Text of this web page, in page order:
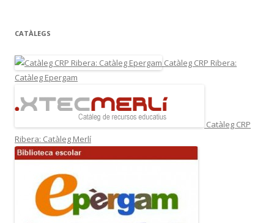
CATÀLEGS
Catàleg CRP Ribera:
Catàleg Epergam
Catàleg CRP
Ribera: Catàleg Merlí